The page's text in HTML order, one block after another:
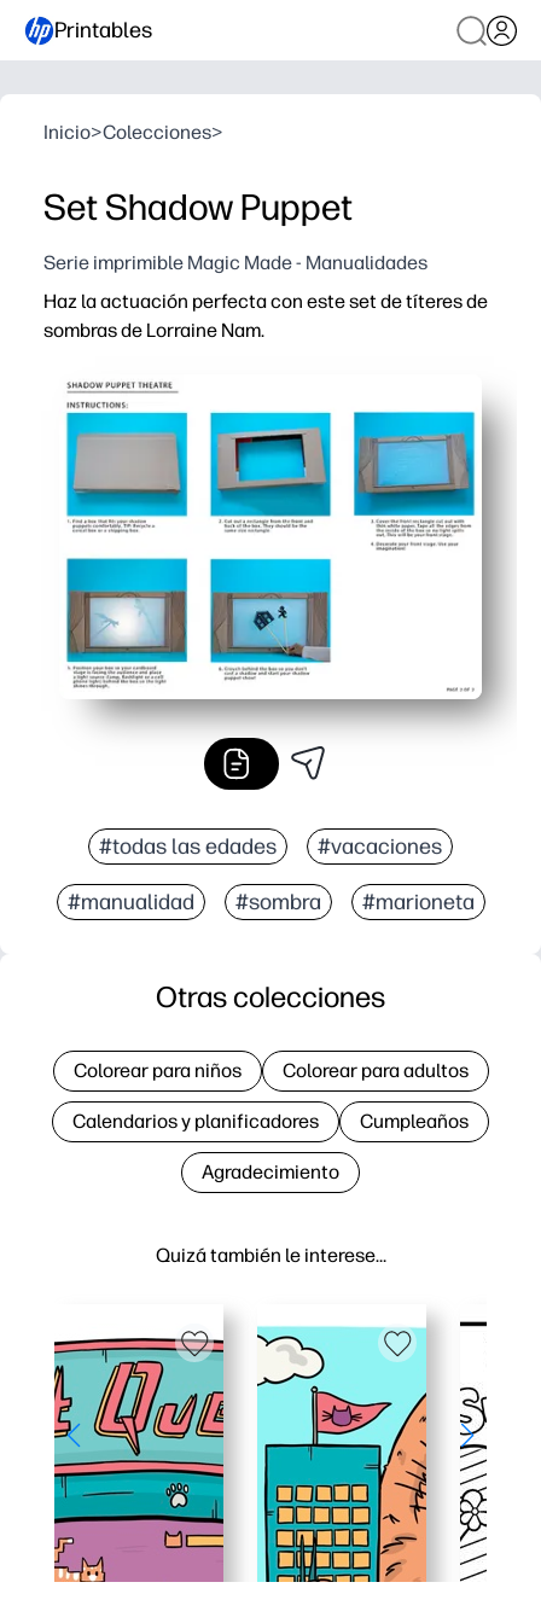
Printables
Inicio>Colecciones>
Set Shadow Puppet
Serie imprimible Magic Made - Manualidades
Haz la actuación perfecta con este set de títeres de
sombras de Lorraine Nam.
Sin preparación: basta con imprimir, cortar y pegar
Mejora las habilidades lingüísticas y narrativas a
Diversión sin pantallas que cautiva las aulas, las
Las atrevidas siluetas hechas por artistas proyectan
#todas las edades #vacaciones
#manualidad #sombra #marioneta
Quizá también le interese…
Otras colecciones
Colorear para niños Colorear para adultos
Calendarios y planificadores Cumpleaños
Agradecimiento